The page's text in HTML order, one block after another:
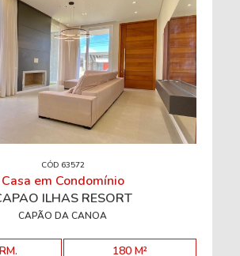
CÓD 63572
Casa em Condomínio
ILHAS RESORT
CAPÃO DA CANOA
180 M²